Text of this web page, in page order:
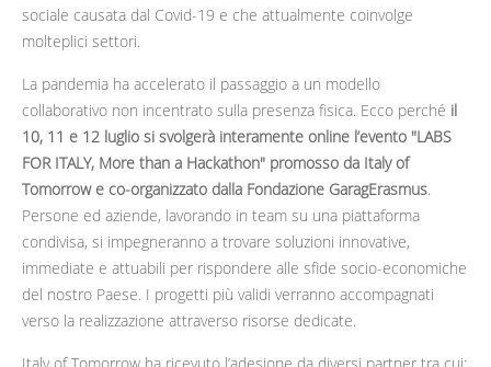
sociale causata dal Covid-19 e che attualmente coinvolge
molteplici settori.
La pandemia ha accelerato il passaggio a un modello
collaborativo non incentrato sulla presenza fisica. Ecco perché il
10, 11 e 12 luglio si svolgerà interamente online l’evento "LABS
FOR ITALY, More than a Hackathon" promosso da Italy of
Tomorrow e co-organizzato dalla Fondazione GaragErasmus.
Persone ed aziende, lavorando in team su una piattaforma
condivisa, si impegneranno a trovare soluzioni innovative,
immediate e attuabili per rispondere alle sfide socio-economiche
del nostro Paese. I progetti più validi verranno accompagnati
verso la realizzazione attraverso risorse dedicate.